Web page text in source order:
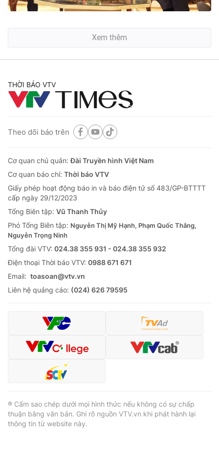
Xem thêm
THỜI BÁO VTV
Theo dõi báo trên
Cơ quan chủ quản:Đài Truyền hình Việt Nam
Cơ quan báo chí: Thời báo VTV
Giấy phép hoạt động báo in và báo điện tử số 483/GP-BTTTT
cấp ngày 29/12/2023
Tổng Biên tập: Vũ Thanh Thủy
Phó Tổng Biên tập: Nguyễn Thị Mỹ Hạnh, Phạm Quốc Thắng,
Nguyễn Trọng Ninh
Tổng đài VTV: 024.38 355 931 - 024.38 355 932
Ðiện thoại Thời báo VTV: 0988 671 671
Email: toasoan@vtv.vn
Liên hệ quảng cáo: (024) 626 79595
® Cấm sao chép dưới mọi hình thức nếu không có sự chấp
thuận bằng văn bản. Ghi rõ nguồn VTV.vn khi phát hành lại
thông tin từ website này.